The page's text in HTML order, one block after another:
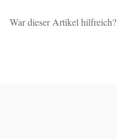
War dieser Artikel hilfreich?